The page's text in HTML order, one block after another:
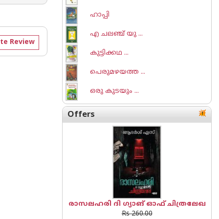
Review
ഹാപ്പി
എ ചലഞ്ച് യു ...
കുട്ടിക്കഥ ...
പെരുമഴയത്ത ...
ഒരു കുടയും ...
Offers
രാസലഹരി ദി ഗ്യാങ് ഓഫ് ചിത്രലേഖ
Rs 260.00